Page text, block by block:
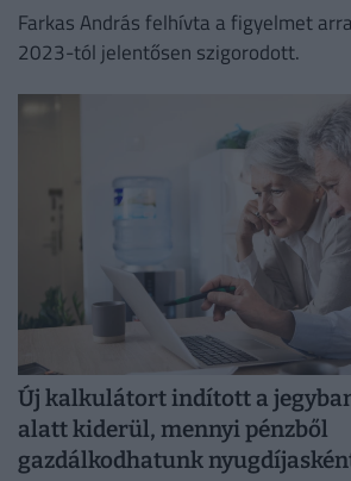
Farkas András felhívta a figyelmet
2023-tól jelentősen szigorodott.
Új kalkulátort indított a
alatt kiderül, mennyi pénzből
gazdálkodhatunk